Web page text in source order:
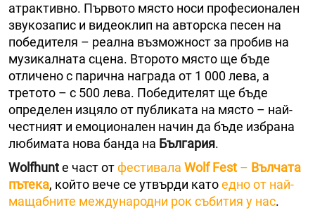
атрактивно. Първото място носи професионален
звукозапис и видеоклип на авторска песен на
победителя – реална възможност за пробив на
музикалната сцена. Второто място ще бъде
отличено с парична награда от 1 000 лева, а
третото – с 500 лева. Победителят ще бъде
определен изцяло от публиката на място – най-
честният и емоционален начин да бъде избрана
любимата нова банда на България.
Wolfhuntе част отфестивала Wolf Fest – Вълчата
пътека, който вече се утвърди катоедно от най-
мащабните международни рок събития у нас.